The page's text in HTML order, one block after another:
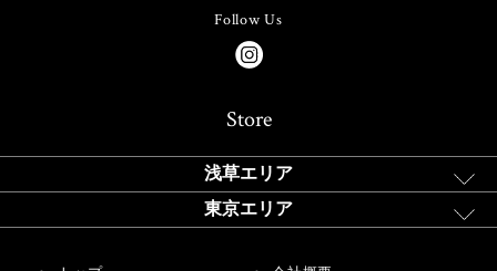
Follow Us
Store
浅草エリア
東京エリア